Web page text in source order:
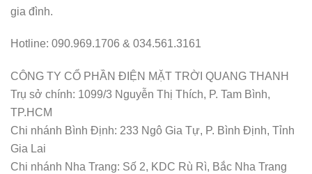
gia đình.
Hotline: 090.969.1706 & 034.561.3161
CÔNG TY CỔ PHẦN ĐIỆN MẶT TRỜI QUANG THANH
Trụ sở chính: 1099/3 Nguyễn Thị Thích, P. Tam Bình,
TP.HCM
Chi nhánh Bình Định: 233 Ngô Gia Tự, P. Bình Định, Tỉnh
Gia Lai
Chi nhánh Nha Trang: Số 2, KDC Rù Rì, Bắc Nha Trang